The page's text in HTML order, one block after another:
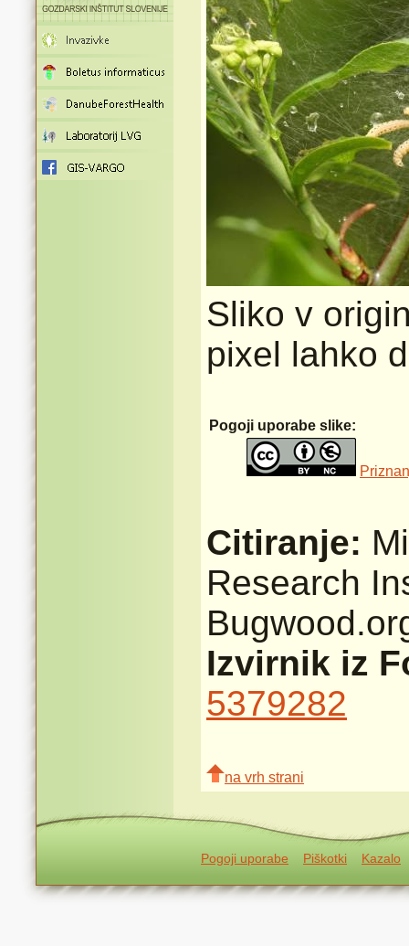
Sliko v
pixel lahko
Pogoji uporabe slike:
Citiranje:
Research
Izvirnik iz
5379282
na vrh strani
Pogoji uporabe Piškotki Kazalo